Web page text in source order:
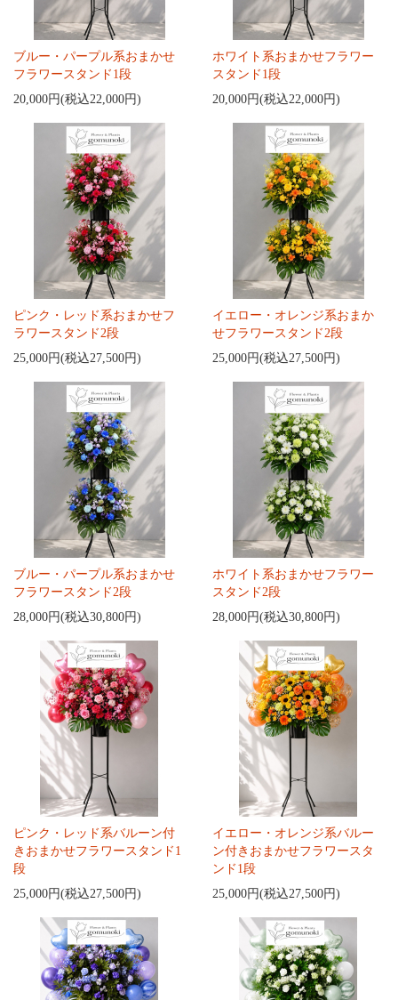
ブルー・パープル系おまかせ
フラワースタンド1段
20,000円(税込22,000円)
ホワイト系おまかせフラワー
スタンド1段
20,000円(税込22,000円)
ピンク・レッド系おまかせフ
ラワースタンド2段
25,000円(税込27,500円)
イエロー・オレンジ系おまか
せフラワースタンド2段
25,000円(税込27,500円)
ブルー・パープル系おまかせ
フラワースタンド2段
28,000円(税込30,800円)
ホワイト系おまかせフラワー
スタンド2段
28,000円(税込30,800円)
ピンク・レッド系バルーン付
きおまかせフラワースタンド1
段
25,000円(税込27,500円)
イエロー・オレンジ系バルー
ン付きおまかせフラワースタ
ンド1段
25,000円(税込27,500円)